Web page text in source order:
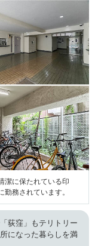
潔に保たれている印
務されています。
荻窪」もテリトリー
になった暮らしを満